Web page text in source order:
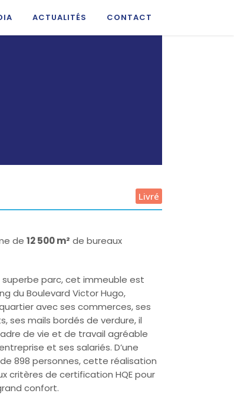
ACTUALITÉS CONTACT
Livré
de12 500 m² de bureaux
superbe parc, cet immeuble est
du Boulevard Victor Hugo,
avec ses commerces, ses
ses mails bordés de verdure, il
de vie et de travail agréable
et ses salariés. D’une
898 personnes, cette réalisation
critères de certification HQE pour
confort.